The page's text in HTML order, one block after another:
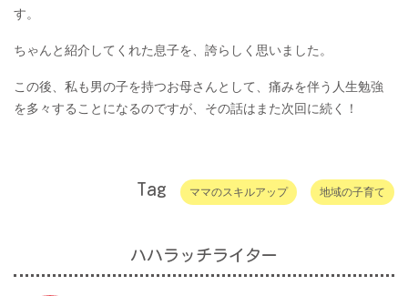
す。
ちゃんと紹介してくれた息子を、誇らしく思いました。
この後、私も男の子を持つお母さんとして、痛みを伴う人生勉強
を多々することになるのですが、その話はまた次回に続く！
Tag ママのスキルアップ 地域の子育て
ハハラッチライター